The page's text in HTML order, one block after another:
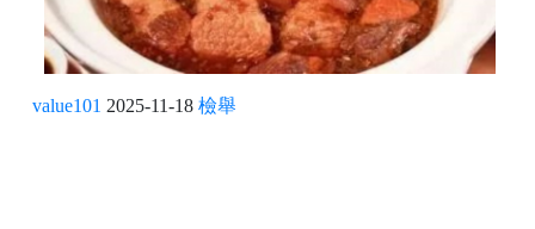
value101 2025-11-18 檢舉